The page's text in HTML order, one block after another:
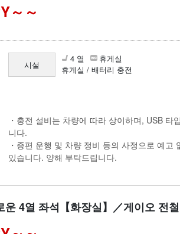
～
시설
4 열
휴게실
휴게실 / 배터리 충전
・충전 설비는 차량에 따라 상이하며, USB
니다.
・증편 운행 및 차량 정비 등의 사정으로 예고
있습니다. 양해 부탁드립니다.
운 4열 좌석【화장실】／게이오 전철